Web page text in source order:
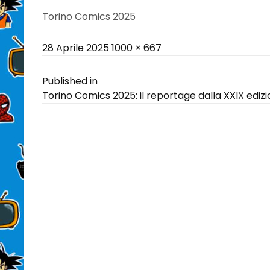
Torino Comics 2025
Posted
28 Aprile 2025Full
1000 × 667
Navigazione
Published in
Torino Comics 2025: il reportage dalla XXIX